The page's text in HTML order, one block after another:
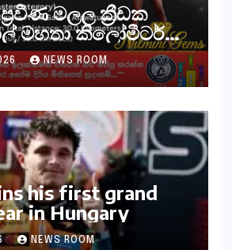
ප්‍රවීණ මලල ක්‍රීඩක
මහතා කිලෝමීටර්
මැරතන් ධාවන
සැරසෙයි
NEWS ROOM
his first grand
in Hungary​​
NEWS ROOM